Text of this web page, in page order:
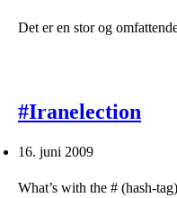
Det er en stor og
#Iranelection
16. juni 2009
What’s with the # (hash-